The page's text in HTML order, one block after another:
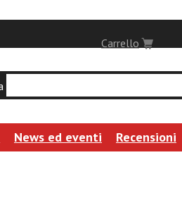
Carrello
News ed eventi Recensioni